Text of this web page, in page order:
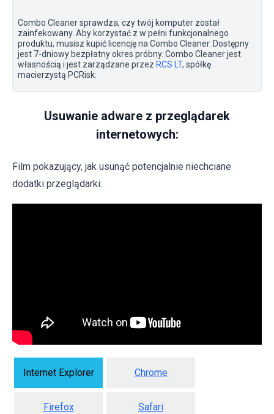
Combo Cleaner sprawdza, czy twój komputer został
zainfekowany. Aby korzystać z w pełni funkcjonalnego
produktu, musisz kupić licencję na Combo Cleaner. Dostępny
jest 7-dniowy bezpłatny okres próbny. Combo Cleaner jest
własnością i jest zarządzane przez RCS LT, spółkę
macierzystą PCRisk.
Usuwanie adware z przeglądarek
internetowych:
Film pokazujący, jak usunąć potencjalnie niechciane
dodatki przeglądarki:
Internet Explorer Chrome
Firefox Safari